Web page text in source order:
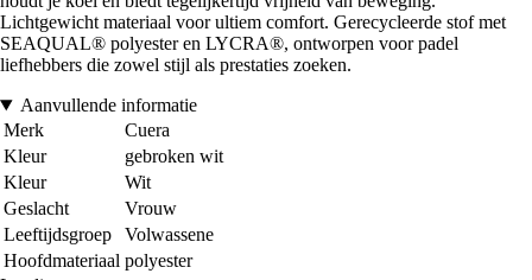
Lichtgewicht materiaal voor ultiem comfort. Gerecycleerde stof met
SEAQUAL® polyester en LYCRA®, ontworpen voor padel
liefhebbers die zowel stijl als prestaties zoeken.
Aanvullende informatie
Merk
Cuera
Kleur
gebroken wit
Kleur
Wit
Geslacht
Vrouw
Leeftijdsgroep
Volwassene
Hoofdmateriaal polyester